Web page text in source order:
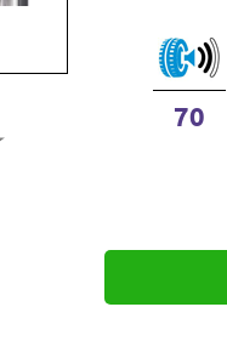
70